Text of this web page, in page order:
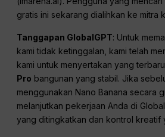
gratis ini sekarang dialihkan ke mitra
Tanggapan GlobalGPT: Untuk
kami tidak ketinggalan, kami telah
kami untuk menyertakan yang
Pro bangunan yang stabil. Jika
menggunakan Nano Banana secara
melanjutkan pekerjaan Anda di
yang ditingkatkan dan kontrol kreatif